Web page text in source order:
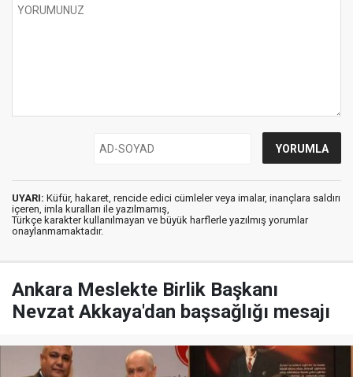
UYARI: Küfür, hakaret, rencide edici cümleler veya imalar, inançlara saldırı
içeren, imla kuralları ile yazılmamış,
Türkçe karakter kullanılmayan ve büyük harflerle yazılmış yorumlar
onaylanmamaktadır.
Ankara Meslekte Birlik Başkanı
Nevzat Akkaya'dan başsağlığı mesajı